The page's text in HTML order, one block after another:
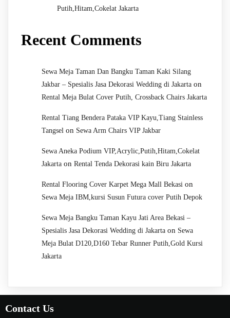
Putih,Hitam,Cokelat Jakarta
Recent Comments
Sewa Meja Taman Dan Bangku Taman Kaki Silang
Jakbar – Spesialis Jasa Dekorasi Wedding di Jakarta on
Rental Meja Bulat Cover Putih, Crossback Chairs Jakarta
Rental Tiang Bendera Pataka VIP Kayu,Tiang Stainless
Tangsel on Sewa Arm Chairs VIP Jakbar
Sewa Aneka Podium VIP,Acrylic,Putih,Hitam,Cokelat
Jakarta on Rental Tenda Dekorasi kain Biru Jakarta
Rental Flooring Cover Karpet Mega Mall Bekasi on
Sewa Meja IBM,kursi Susun Futura cover Putih Depok
Sewa Meja Bangku Taman Kayu Jati Area Bekasi –
Spesialis Jasa Dekorasi Wedding di Jakarta on Sewa
Meja Bulat D120,D160 Tebar Runner Putih,Gold Kursi
Jakarta
Contact Us